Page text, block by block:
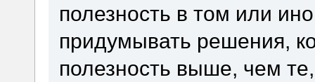
полезность в том или
придумывать решения,
полезность выше, чем